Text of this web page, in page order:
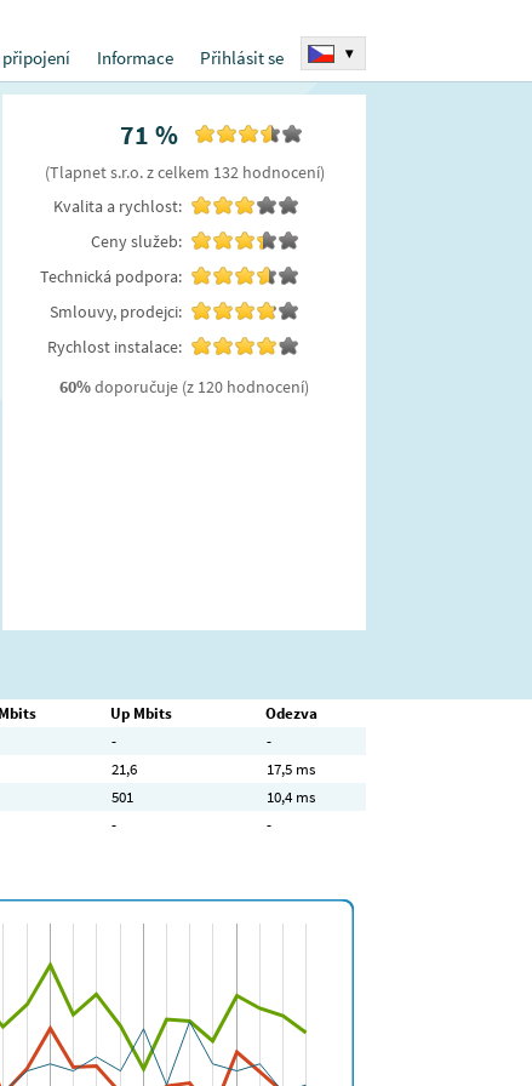
Informace Přihlásit se ▾
71 %
(Tlapnet s.r.o.z celkem 132hodnocení)
Kvalita a rychlost:
Ceny služeb:
Technická podpora:
Smlouvy, prodejci:
Rychlost instalace:
60%doporučuje (z 120 hodnocení)
Up Mbits
Odezva
-
-
21,6
17,5 ms
501
10,4 ms
- -